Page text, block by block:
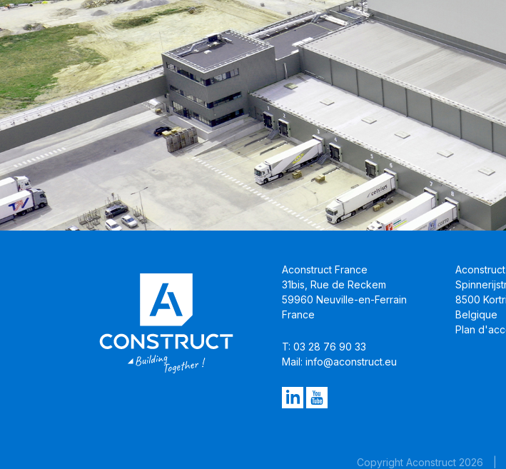
Aconstruct France
31bis, Rue de Reckem
59960 Neuville-en-Ferrain
France
T: 03 28 76 90 33
Mail: info@aconstruct.eu
8500
Belgique
Plan
Copyright Aconstruct 2026